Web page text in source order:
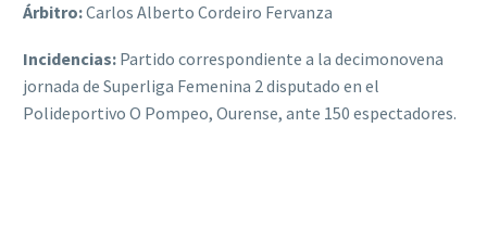
Árbitro:Carlos Alberto Cordeiro Fervanza
Incidencias: Partido correspondiente a la decimonovena
jornada de Superliga Femenina 2 disputado en el
Polideportivo O Pompeo, Ourense, ante 150 espectadores.